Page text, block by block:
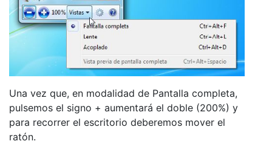
Una vez que, en modalidad de Pantalla completa,
pulsemos el signo + aumentará el doble (200%) y
para recorrer el escritorio deberemos mover el
ratón.